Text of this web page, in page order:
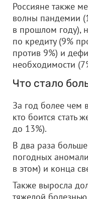
Россияне также
волны пандемии
в прошлом году),
по кредиту (9%
против 9%) и
необходимости
Что стало
За год более чем
кто боится стать
до 13%).
В два раза больше
погодных
в этом) и конца
Также выросла